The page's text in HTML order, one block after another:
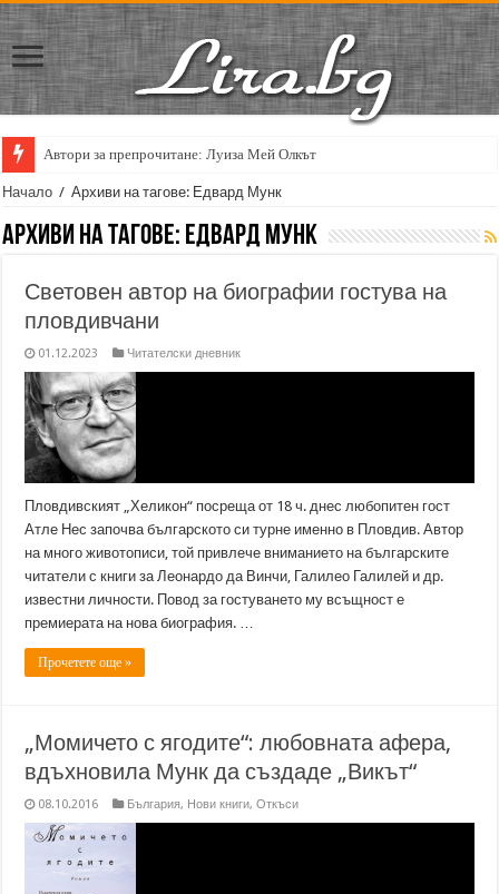
Автори за препрочитане: Луиза Мей Олкът
Начало / Архиви на тагове: Едвард Мунк
Архиви на тагове: Едвард Мунк
Световен автор на биографии гостува на
пловдивчани
01.12.2023 Читателски дневник
Пловдивският „Хеликон“ посреща от 18 ч. днес любопитен гост
Атле Нес започва българското си турне именно в Пловдив. Автор
на много животописи, той привлече вниманието на българските
читатели с книги за Леонардо да Винчи, Галилео Галилей и др.
известни личности. Повод за гостуването му всъщност е
премиерата на нова биография. …
Прочетете още »
„Момичето с ягодите“: любовната афера,
вдъхновила Мунк да създаде „Викът“
08.10.2016 България, Нови книги,Откъси